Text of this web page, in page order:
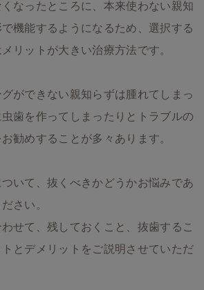
なったところに、本来使わない親知
機能するようになるため、選択する
リットが大きい治療方法です。
ができない親知らずは腫れてしまっ
歯を作ってしまったりとトラブルの
勧めすることが多々あります。
いて、抜くべきかどうかお悩みであ
さい。
せて、残しておくこと、抜歯するこ
とデメリットをご説明させていただ